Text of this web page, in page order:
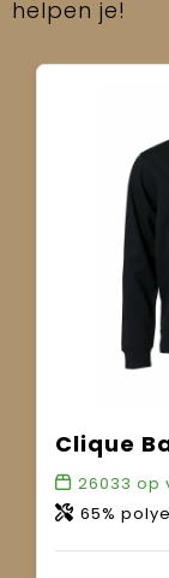
helpen je!
Clique
26033 op
65%